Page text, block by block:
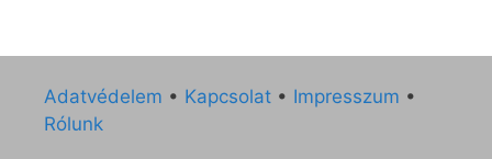
Adatvédelem • Kapcsolat • Impresszum •
Rólunk